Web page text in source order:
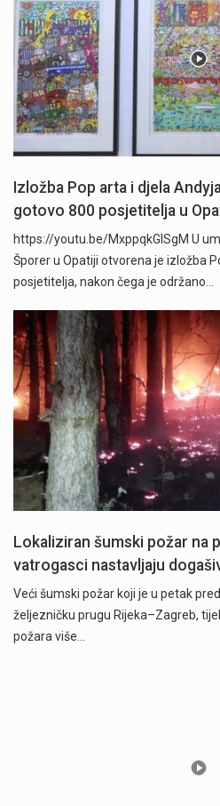
Izložba Pop arta i djela
gotovo 800 posjetitelja u
https://youtu.be/MxppqkGISgM U
Šporer u Opatiji otvorena je izložba
posjetitelja, nakon čega je održano…
Lokaliziran šumski požar na
vatrogasci nastavljaju
Veći šumski požar koji je u petak
željezničku prugu Rijeka–Zagreb,
požara više…